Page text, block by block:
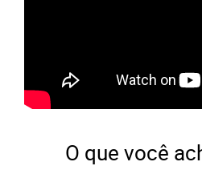
O que você